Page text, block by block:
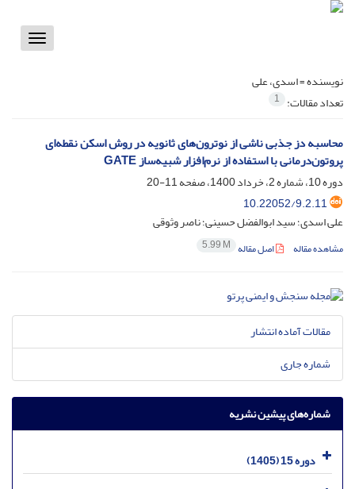
Toggle
نویسنده =اسدی، علی
تعداد مقالات: 1
محاسبه دز جذبی ناشی از نوترون‌های ثانویه در روش اسکن نقطه‌ای
پروتون‌درمانی با استفاده از نرم‌افزار شبیه‌ساز GATE
دوره 10، شماره 2، خرداد 1400، صفحه
11-20
10.22052/9.2.11
علی اسدی؛ سید ابوالفضل حسینی؛ ناصر وثوقی
مشاهده مقاله اصل مقاله 5.99 M
مقالات آماده انتشار
شماره جاری
شماره‌های پیشین نشریه
دوره 15 (1405)